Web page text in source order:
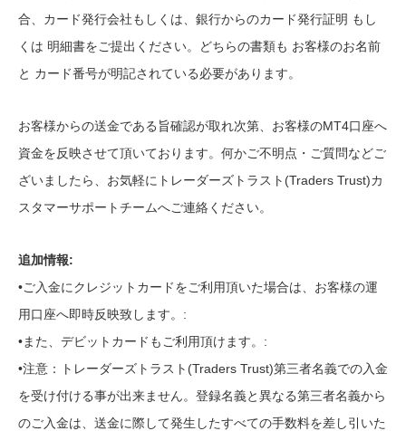
合、カード発行会社もしくは、銀行からのカード発行証明 もし
くは 明細書をご提出ください。どちらの書類も お客様のお名前
と カード番号が明記されている必要があります。
お客様からの送金である旨確認が取れ次第、お客様のMT4口座へ
資金を反映させて頂いております。何かご不明点・ご質問などご
ざいましたら、お気軽にトレーダーズトラスト(Traders Trust)カ
スタマーサポートチームへご連絡ください。
追加情報:
•ご入金にクレジットカードをご利用頂いた場合は、お客様の運
用口座へ即時反映致します。:
•また、デビットカードもご利用頂けます。:
•注意：トレーダーズトラスト(Traders Trust)第三者名義での入金
を受け付ける事が出来ません。登録名義と異なる第三者名義から
のご入金は、送金に際して発生したすべての手数料を差し引いた